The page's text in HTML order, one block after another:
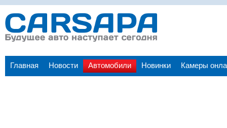
Главная Новости Автомобили Новинки Камеры